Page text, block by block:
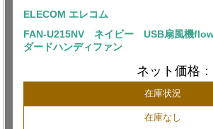
ELECOM エレコム
FAN-U215NV ネイビー USB扇風機
ダードハンディファン
ネット価格：
在庫状況
在庫なし